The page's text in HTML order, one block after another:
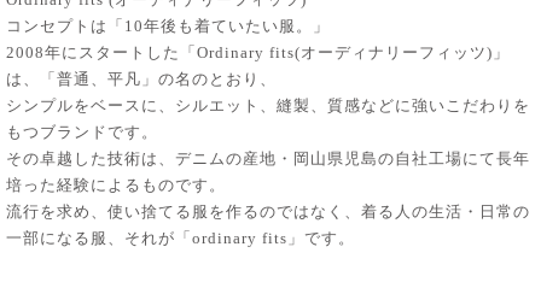
コンセプトは「10年後も着ていたい服。」
2008年にスタートした「Ordinary fits(オーディナリーフィッツ)」
は、「普通、平凡」の名のとおり、
シンプルをベースに、シルエット、縫製、質感などに強いこだわりを
もつブランドです。
その卓越した技術は、デニムの産地・岡山県児島の自社工場にて長年
培った経験によるものです。
流行を求め、使い捨てる服を作るのではなく、着る人の生活・日常の
一部になる服、それが「ordinary fits」です。